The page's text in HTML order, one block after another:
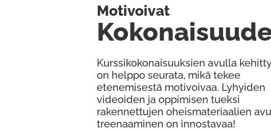
Kurssikokonaisuuksien avulla
on helppo seurata, mikä tekee
etenemisestä motivoivaa. Lyhyiden
videoiden ja oppimisen tueksi
rakennettujen oheismateriaalien
treenaaminen on innostavaa!
Motivoivat